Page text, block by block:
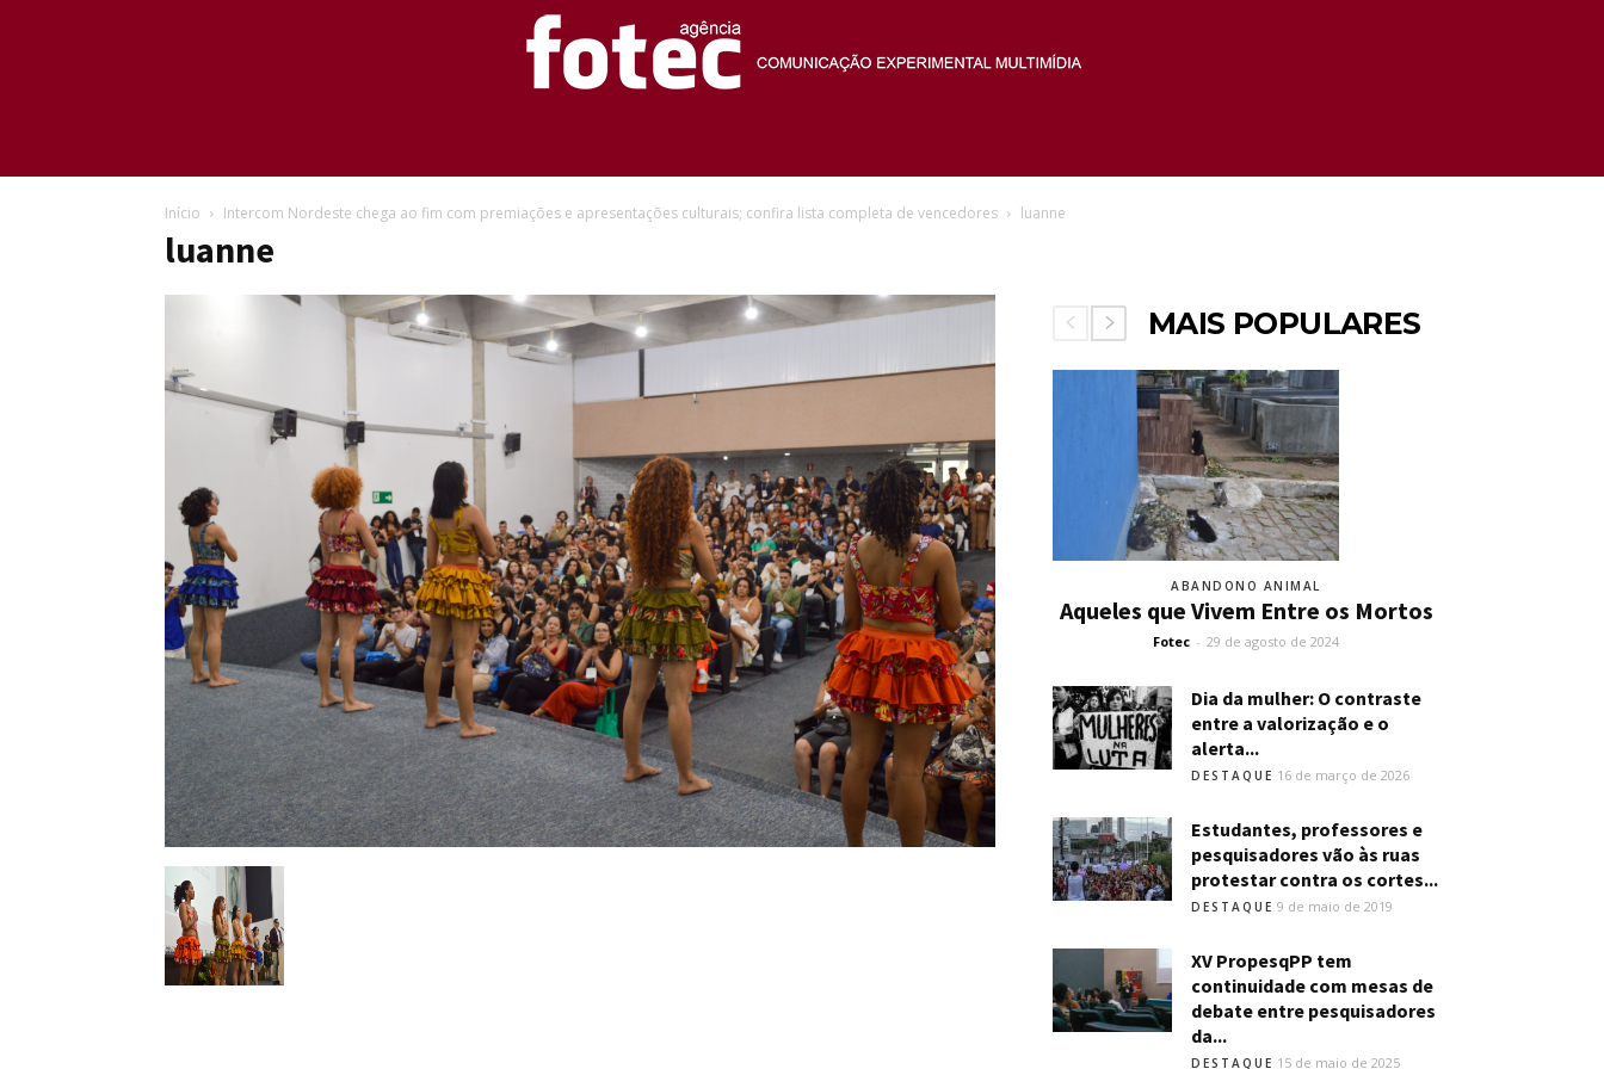
Início Intercom Nordeste chega ao fim com premiações e apresentações culturais; confira lista completa de vencedores luanne
luanne
MAIS POPULARES
ABANDONO ANIMAL
Aqueles que Vivem Entre os Mortos
Fotec - 29 de agosto de 2024
Dia da mulher: O contraste
entre a valorização e o
alerta...
DESTAQUE 16 de março de 2026
Estudantes, professores e
pesquisadores vão às ruas
protestar contra os cortes...
DESTAQUE 9 de maio de 2019
XV PropesqPP tem
continuidade com mesas de
debate entre pesquisadores
da...
DESTAQUE 15 de maio de 2025